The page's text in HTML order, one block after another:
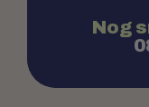
Nog